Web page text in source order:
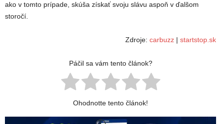
ako v tomto prípade, skúša získať svoju slávu aspoň v ďalšom
storočí.
Zdroje: carbuzz | startstop.sk
Páčil sa vám tento článok?
Ohodnotte tento článok!